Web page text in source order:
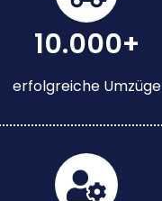
10.000+
erfolgreiche Umzüge